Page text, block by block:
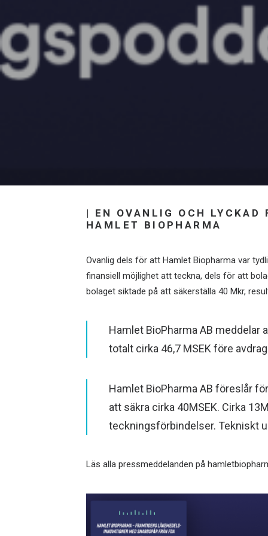
| EN OVANLIG OCH LYCKAD
HAMLET BIOPHARMA
Ovanlig dels för att Hamlet Biopharma var
finansiell möjlighet att teckna, dels för att
bolaget siktade på att säkerställa 40 Mkr,
Hamlet BioPharma AB
totalt cirka 46,7 MSEK före
Hamlet BioPharma AB föreslår
att säkra cirka 40MSEK. Cirka
teckningsförbindelser. Tekniskt
Läs alla pressmeddelanden på